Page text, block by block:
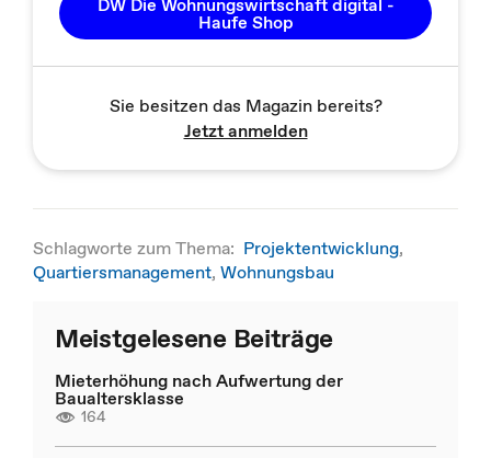
Haufe Shop
Sie besitzen das Magazin bereits?
Jetzt anmelden
Schlagworte zum Thema: Projektentwicklung,
Quartiersmanagement, Wohnungsbau
Meistgelesene Beiträge
Mieterhöhung nach Aufwertung der
Baualtersklasse
164